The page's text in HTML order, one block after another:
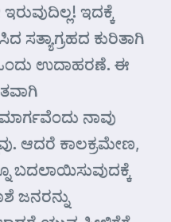
ಇದಕ್ಕೆ
ಸತ್ಯಾಗ್ರಹದ ಕುರಿತಾಗಿ
ಉದಾಹರಣೆ. ಈ
ನಾವು
ಆದರೆ ಕಾಲಕ್ರಮೇಣ,
ಬದಲಾಯಿಸುವುದಕ್ಕೆ
ಜನರನ್ನು